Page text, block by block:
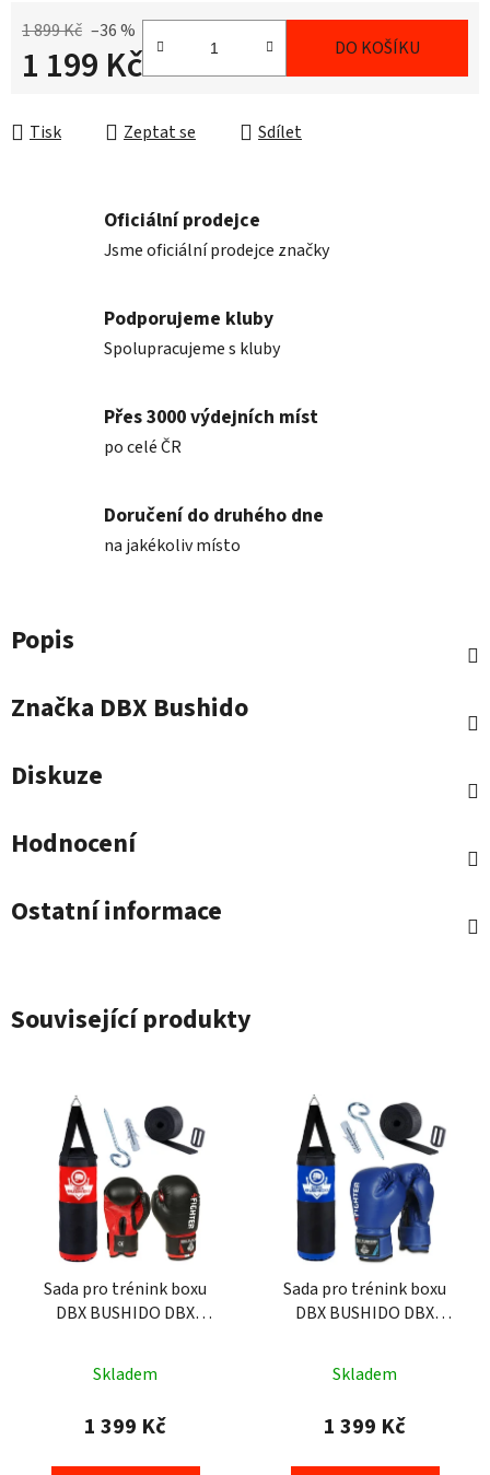
1 899 Kč –36 %
1 199 Kč DO KOŠÍKU
Tisk Zeptat se Sdílet
Oficiální prodejce
Jsme oficiální prodejce značky
Podporujeme kluby
Spolupracujeme s kluby
Přes 3000 výdejních míst
po celé ČR
Doručení do druhého dne
na jakékoliv místo
Popis
Značka DBX Bushido
Diskuze
Hodnocení
Ostatní informace
Související produkty
Sada pro trénink boxu
DBX BUSHIDO DBX
Skladem
1 399 Kč
Sada pro trénink boxu
DBX BUSHIDO DBX
Skladem
1 399 Kč